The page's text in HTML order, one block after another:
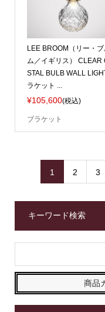
LEE BROOM（リー・ブ
ム／イギリス） CLEAR
STAL BULB WALL
ラケット ...
¥105,600(税込)
ブラケット
1 2 3
キーワード検索
商品